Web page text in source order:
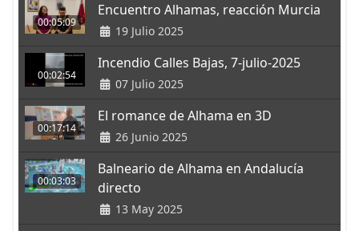
00:05:09
Encuentro Alhamas, reacción Murcia
19 Julio 2025
00:02:54
Incendio Calles Bajas, 7-julio-2025
07 Julio 2025
00:17:14
El romance de Alhama en 3D
26 Junio 2025
00:03:03
Balneario de Alhama en Andalucía
directo
13 May 2025